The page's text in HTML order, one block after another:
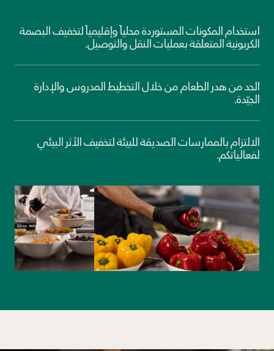
استخدام المكونات المستوردة محلياً وإقليمياً لتخفيف البصمة
الكربونية المتعلقة بعمليات النقل والتوصيل.
الحد من هدر الطعام من خلال التخطيط المدروس والإدارة
الجيّدة.
الالتزام بالممارسات الصديقة للبيئة لتخفيف الأثر البيئي
لفعالياتكم.